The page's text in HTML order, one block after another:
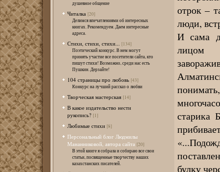
душевное общение
Читалка [20]
Делимся впечатлениями об интересных
книгах. Рекомендуем. Даем интересные
адреса.
Стихи, стихи, стихи... [134]
Поэтический конкурс. В нем могут
принять участие все посетители сайта, кто
пишут стихи! Возможно, среди нас есть
Пушкин. Дерзайте!
104 страницы про любовь [43]
Конкурс на лучший рассказ о любви
Творческая мастерская [14]
В какое издательство нести
рукопись? [1]
Любимые стихи [8]
Персональный блог Людмилы
Мананниковой, автора сайта [20]
В этой книге я собрала и собираю все свои
статьи, посвященные творчеству наших
казахстанских писателей.
отрок –
люди,
И сама
лицом
старика
булку